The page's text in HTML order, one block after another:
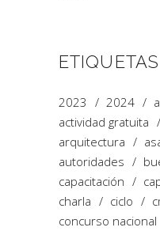
ETIQUETAS
2023 2024
actividad gratuita
arquitectura
autoridades
capacitación
charla
ciclo
concurso nacional